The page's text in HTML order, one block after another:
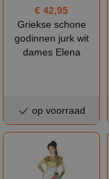
€ 42,95
Griekse schone
godinnen jurk wit
dames Elena
op voorraad